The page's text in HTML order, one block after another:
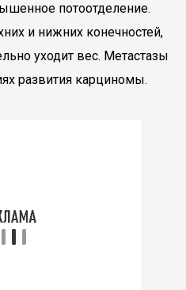
потоотделение.
и нижних конечностей,
уходит вес. Метастазы
развития карциномы.